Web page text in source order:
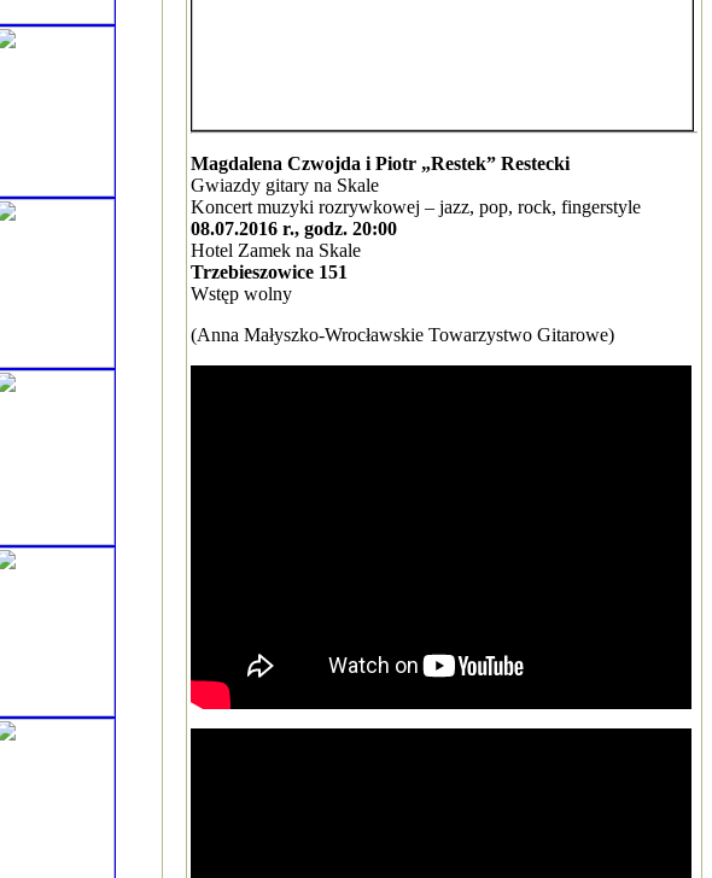
Magdalena Czwojda i Piotr „Restek” Restecki
Gwiazdy gitary na Skale
Koncert muzyki rozrywkowej – jazz, pop, rock, fingerstyle
08.07.2016 r., godz. 20:00
Hotel Zamek na Skale
Trzebieszowice 151
Wstęp wolny
(Anna Małyszko-Wrocławskie Towarzystwo Gitarowe)